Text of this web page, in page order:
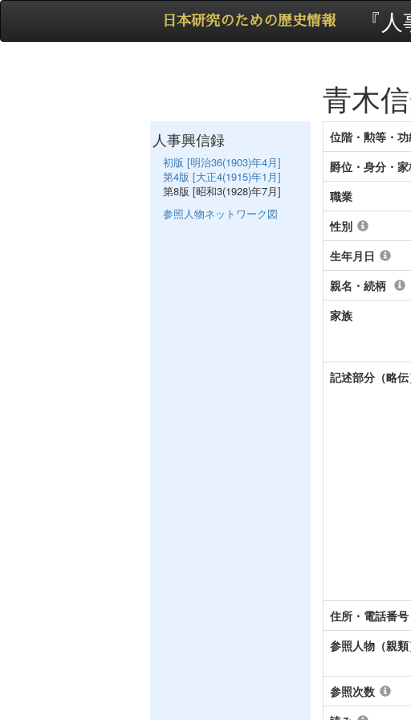
日本研究のための歴史情報 『
青木
位階・勲等・功
爵位・身分・
職業
性別
生年月日
親名・続柄
家族
記述部分（略伝
住所・電話番号
参照人物（親類
参照次数
人事興信録
初版 [明治36(1903)年4月]
第4版 [大正4(1915)年1月]
第8版 [昭和3(1928)年7月]
参照人物ネットワーク図